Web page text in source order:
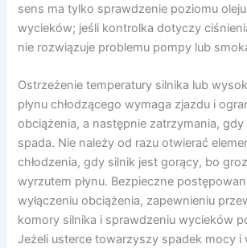
sens ma tylko sprawdzenie poziomu
wycieków; jeśli kontrolka dotyczy
nie rozwiązuje problemu pompy lub
Ostrzeżenie temperatury silnika lub
płynu chłodzącego wymaga zjazdu i
obciążenia, a następnie zatrzymania,
spada. Nie należy od razu otwierać
chłodzenia, gdy silnik jest gorący, bo
wyrzutem płynu. Bezpieczne
wyłączeniu obciążenia, zapewnieniu
komory silnika i sprawdzeniu wycieków
Jeżeli usterce towarzyszy spadek mocy i